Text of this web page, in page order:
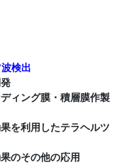
検出
ィング膜・積層膜作製
を利用したテラヘルツ
のその他の応用